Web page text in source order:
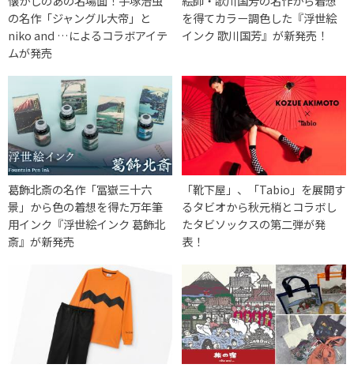
の名作「ジャングル大帝」と
niko and …によるコラボアイテ
ムが発売
を得てカラー調色した『浮世絵
インク 歌川国芳』が新発売！
葛飾北斎の名作「冨嶽三十六
景」から色の着想を得た万年筆
用インク『浮世絵インク 葛飾北
斎』が新発売
「靴下屋」、「Tabio」を展開す
るタビオから秋元梢とコラボし
たタビソックスの第二弾が発
表！